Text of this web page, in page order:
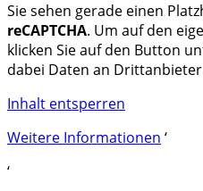
Sie sehen gerade einen
reCAPTCHA. Um auf den
klicken Sie auf den Button
dabei Daten an
Inhalt entsperren
Weitere Informationen ‘
‘